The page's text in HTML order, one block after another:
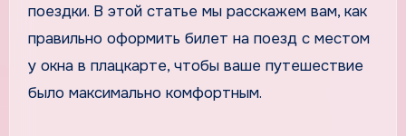
поездки. В этой статье мы расскажем вам, как
правильно оформить билет на поезд с местом
у окна в плацкарте, чтобы ваше путешествие
было максимально комфортным.